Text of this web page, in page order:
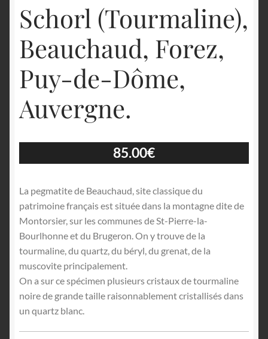
Schorl (Tourmaline),
Beauchaud, Forez,
Puy-de-Dôme,
Auvergne.
85.00€
La pegmatite de Beauchaud, site classique du
patrimoine français est située dans la montagne dite de
Montorsier, sur les communes de St-Pierre-la-
Bourlhonne et du Brugeron. On y trouve de la
tourmaline, du quartz, du béryl, du grenat, de la
muscovite principalement.
On a sur ce spécimen plusieurs cristaux de tourmaline
noire de grande taille raisonnablement cristallisés dans
un quartz blanc.